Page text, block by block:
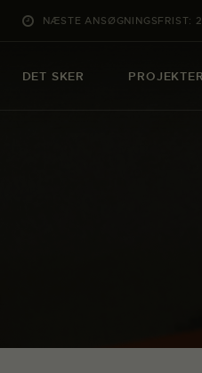
NÆSTE ANSØGNINGSFRIST:
DET SKER PROJEKTER